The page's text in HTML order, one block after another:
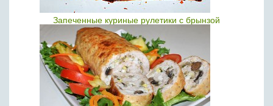
Запеченные куриные рулетики с брынзой